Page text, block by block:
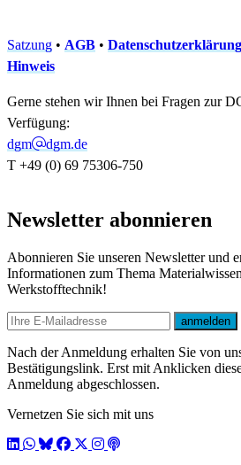
Satzung • AGB • Datenschutzerklärung
Hinweis
Gerne stehen wir Ihnen bei Fragen zur
Verfügung:
dgm
dgm.de
T +49 (0) 69 75306-750
Newsletter abonnieren
Abonnieren Sie unseren Newsletter und
Informationen zum Thema
Werkstofftechnik!
E-mail
anmelden
Nach der Anmeldung erhalten Sie von
Bestätigungslink. Erst mit Anklicken
Anmeldung abgeschlossen.
Vernetzen Sie sich mit uns
LinkedIn
WhatsApp
BlueSky
Facebook
X / Twitter
Instagram
Podcast